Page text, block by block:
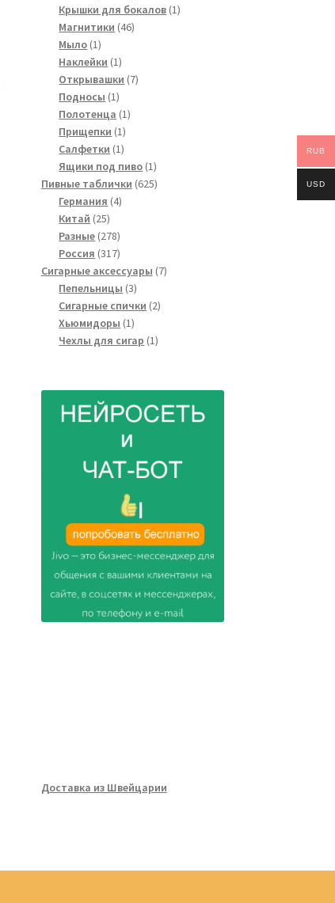
товар
Крышки для бокалов 11
Магнитики 4646
Мыло 11
товар
Наклейки 11
товар
Открывашки 77
Подносы 11
товар
Полотенца 11
Прищепки 11
товар
Салфетки 11
товар
Ящики под пиво 11
товар
Пивные таблички 625625
Германия 44
Китай 2525
товаров
Разные 278278
товаров
Россия 317317
товаров
Сигарные аксессуары 77
Пепельницы 33
товара
Сигарные спички 22
Хьюмидоры 11
товар
Чехлы для сигар 11
Доставка из Швейцарии
RUB
USD